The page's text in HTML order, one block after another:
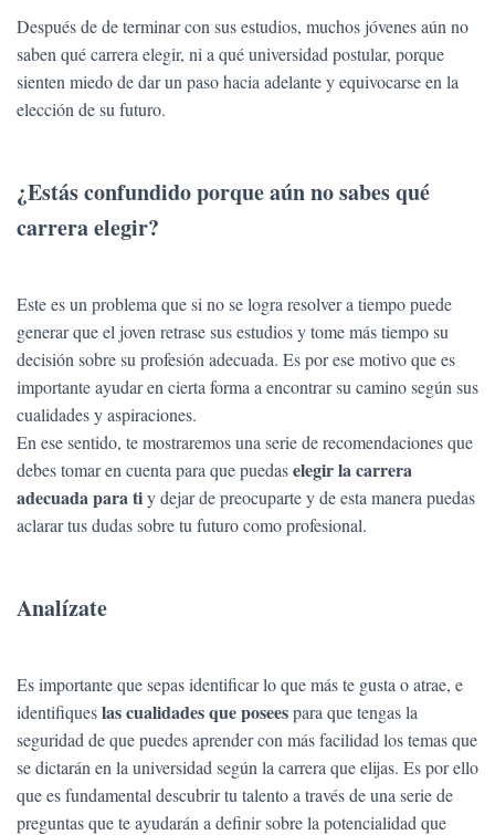
Después de de terminar con sus estudios, muchos jóvenes aún no
saben qué carrera elegir, ni a qué universidad postular, porque
sienten miedo de dar un paso hacia adelante y equivocarse en la
elección de su futuro.
¿Estás confundido porque aún no sabes qué
carrera elegir?
Este es un problema que si no se logra resolver a tiempo puede
generar que el joven retrase sus estudios y tome más tiempo su
decisión sobre su profesión adecuada. Es por ese motivo que es
importante ayudar en cierta forma a encontrar su camino según sus
cualidades y aspiraciones.
En ese sentido, te mostraremos una serie de recomendaciones que
debes tomar en cuenta para que puedaselegir la carrera
adecuada para tiy dejar de preocuparte y de esta manera puedas
aclarar tus dudas sobre tu futuro como profesional.
Analízate
Es importante que sepas identificar lo que más te gusta o atrae, e
identifiqueslas cualidades que poseespara que tengas la
seguridad de que puedes aprender con más facilidad los temas que
se dictarán en la universidad según la carrera que elijas. Es por ello
que es fundamental descubrir tu talento a través de una serie de
preguntas que te ayudarán a definir sobre la potencialidad que